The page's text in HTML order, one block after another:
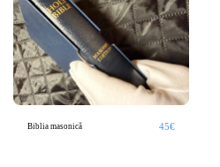
Biblia masonică 45€